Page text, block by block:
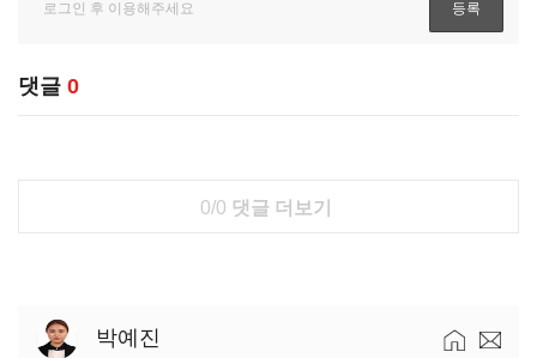
댓글 0
0/0 댓글 더보기
박예진